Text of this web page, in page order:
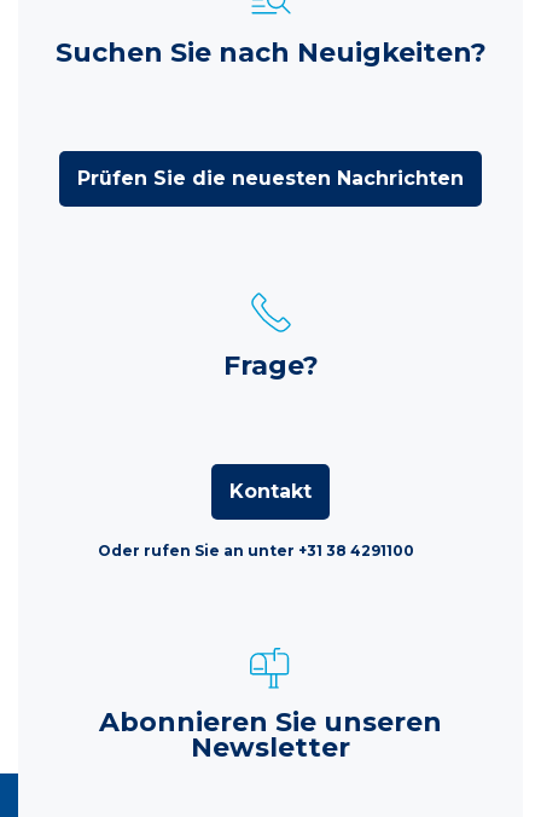
Suchen Sie nach Neuigkeiten?
Prüfen Sie die neuesten Nachrichten
Frage?
Kontakt
Oder rufen Sie an unter +31 38 4291100
Abonnieren Sie unseren
Newsletter